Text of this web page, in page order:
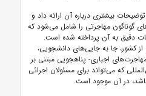
بیشتری درباره آن ارائه داد و
گوناگون مهاجرتی را شامل می‌شود که
دقیق به آن پرداخته شده است.
کشور، جا به جایی‌های دانشجویی،
اجباری- پناهجویی مبتنی بر
که می‌تواند برای مسئولان اجرائی
در آن موجود است.